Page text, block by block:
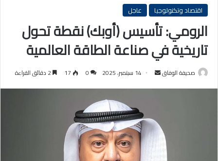
اقتصاد وتكنولوجيا
عاجل
الرومي: تأسيس (أوبك) نقطة تحول
تاريخية في صناعة الطاقة العالمية
صحيفة الوفاق
أرسل 14 سبتمبر، 2025 0
17